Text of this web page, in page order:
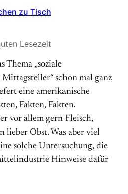
zu Tisch
Lesezeit
Thema „soziale
schon mal ganz
eine amerikanische
Fakten, Fakten.
vor allem gern Fleisch,
lieber Obst. Was aber viel
solche Untersuchung, die
Hinweise dafür